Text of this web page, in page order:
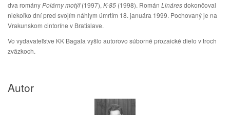
dva rományPolárny motýľ(1997), K-85 (1998). Román Lináresdokončoval
niekoľko dní pred svojím náhlym úmrtím 18. januára 1999. Pochovaný je na
Vrakunskom cintoríne v Bratislave.
Vo vydavateľstve KK Bagala vyšlo autorovo súborné prozaické dielo v troch
zväzkoch.
Autor